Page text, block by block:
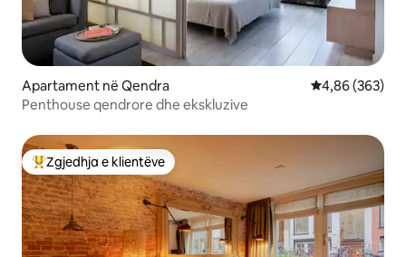
Apartament në Qendra Vlerësimi
4,86 (363)
Penthouse qendrore dhe ekskluzive
Më të mirat e zgjedhjeve të klientëve
Zgjedhja e klientëve